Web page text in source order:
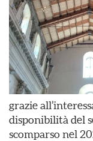
grazie
disponibilità del
scomparso nel